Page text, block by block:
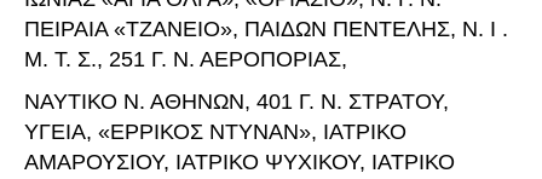
ΠΕΙΡΑΙΑ «ΤΖΑΝΕΙΟ», ΠΑΙΔΩΝ ΠΕΝΤΕΛΗΣ, Ν. Ι .
Μ. Τ. Σ., 251 Γ. Ν. ΑΕΡΟΠΟΡΙΑΣ,
ΝΑΥΤΙΚΟ Ν. ΑΘΗΝΩΝ, 401 Γ. Ν. ΣΤΡΑΤΟΥ,
ΥΓΕΙΑ, «ΕΡΡΙΚΟΣ ΝΤΥΝΑΝ», ΙΑΤΡΙΚΟ
ΑΜΑΡΟΥΣΙΟΥ, ΙΑΤΡΙΚΟ ΨΥΧΙΚΟΥ, ΙΑΤΡΙΚΟ